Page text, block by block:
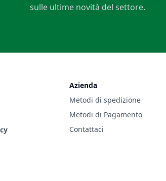
sulle ultime novità del settore.
Azienda
Metodi di spedizione
Metodi di Pagamento
Contattaci